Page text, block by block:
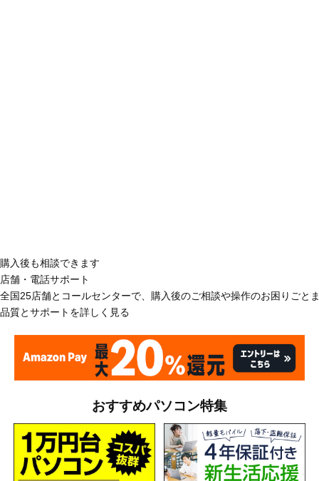
購入後も相談できます
店舗・電話サポート
全国25店舗とコールセンターで、購入後のご相談や操作のお困りごと
品質とサポートを詳しく見る
おすすめパソコン特集